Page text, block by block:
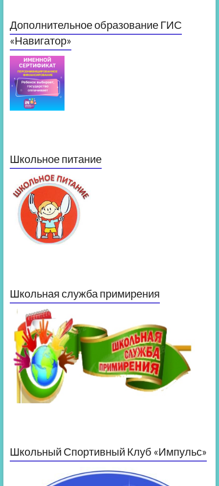
Дополнительное образование ГИС
«Навигатор»
Школьное питание
Школьная служба примирения
Школьный Спортивный Клуб «Импульс»